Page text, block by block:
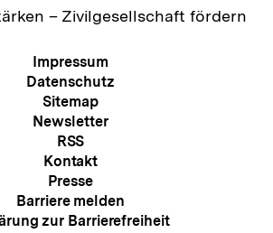
– Zivilgesellschaft fördern
Meta-
Navigation
Impressum
Datenschutz
Sitemap
Newsletter
RSS
Kontakt
Presse
Barriere melden
zur Barrierefreiheit